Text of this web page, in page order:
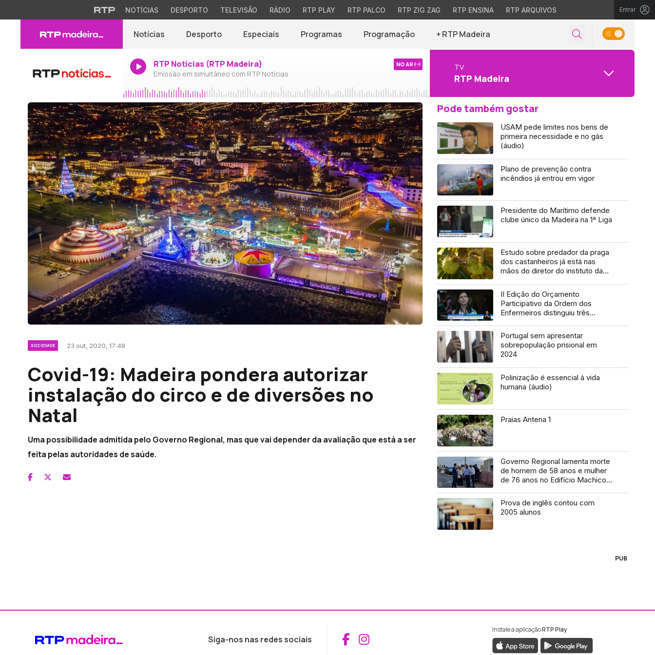
NOTÍCIAS DESPORTO TELEVISÃO RÁDIO RTP PLAY RTP PALCO RTP ZIG ZAG RTP ENSINA RTP ARQUIVOS Entrar
Notícias Desporto Especiais Programas Programação + RTP Madeira
RTP Notícias (RTP Madeira)
Emissão em simultâneo com RTP Notícias
NO AR TV
RTP Madeira
SOCIEDADE 23 out, 2020, 17:49
Covid-19: Madeira pondera autorizar
instalação do circo e de diversões no
Natal
Uma possibilidade admitida pelo Governo Regional, mas que vai depender da avaliação que está a ser
feita pelas autoridades de saúde.
Pode também gostar
USAM pede limites nos bens de
primeira necessidade e no gás
(áudio)
Plano de prevenção contra
incêndios já entrou em vigor
Presidente do Marítimo defende
clube único da Madeira na 1ª Liga
Estudo sobre predador da praga
dos castanheiros já está nas
mãos do diretor do instituto das
II Edição do Orçamento
Participativo da Ordem dos
Enfermeiros distinguiu três
Portugal sem apresentar
sobrepopulação prisional em
2024
Polinização é essencial à vida
humana (áudio)
Praias Antena 1
Governo Regional lamenta morte
de homem de 58 anos e mulher
de 76 anos no Edifício Machico
Prova de inglês contou com
2005 alunos
PUB
Siga-nos nas redes sociais Aceder ao Facebook da RTP Madeira
Aceder ao Instagram da RTP Madeira
Instale a aplicaçãoRTP Play